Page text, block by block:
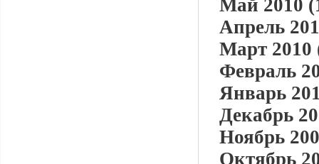
Май 2010
Апрель
Март 2010
Февраль
Январь
Декабрь
Ноябрь
Октябрь